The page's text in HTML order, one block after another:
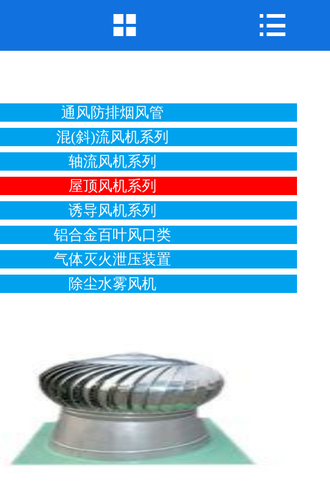
公司首页
企业地图
联系我们
 
通风防排烟风管
混(斜)流风机系列
轴流风机系列
屋顶风机系列
诱导风机系列
铝合金百叶风口类
气体灭火泄压装置
除尘水雾风机